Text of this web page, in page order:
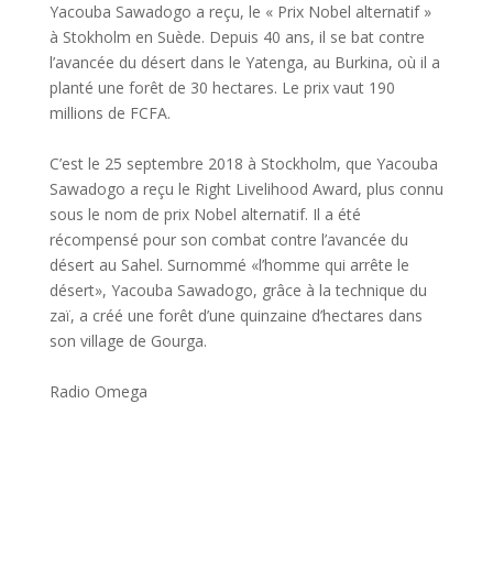
Yacouba Sawadogo a reçu, le « Prix Nobel alternatif »
à Stokholm en Suède. Depuis 40 ans, il se bat contre
l’avancée du désert dans le Yatenga, au Burkina, où il a
planté une forêt de 30 hectares. Le prix vaut 190
millions de FCFA.
C’est le 25 septembre 2018 à Stockholm, que Yacouba
Sawadogo a reçu le Right Livelihood Award, plus connu
sous le nom de prix Nobel alternatif. Il a été
récompensé pour son combat contre l’avancée du
désert au Sahel. Surnommé «l’homme qui arrête le
désert», Yacouba Sawadogo, grâce à la technique du
zaï, a créé une forêt d’une quinzaine d’hectares dans
son village de Gourga.
Radio Omega